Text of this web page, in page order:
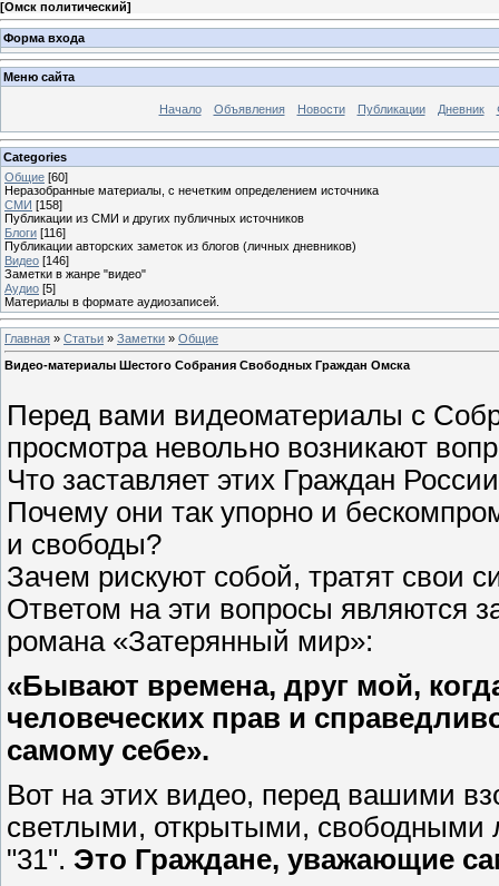
[Омск политический]
Форма входа
Меню сайта
Начало Объявления Новости Публикации Дневник
Categories
Общие [60]
Неразобранные материалы, с нечетким определением источника
СМИ [158]
Публикации из СМИ и других публичных источников
Блоги [116]
Публикации авторских заметок из блогов (личных дневников)
Видео [146]
Заметки в жанре "видео"
Аудио [5]
Материалы в формате аудиозаписей.
Главная » Статьи » Заметки » Общие
Видео-материалы Шестого Собрания Свободных Граждан Омска
Перед вами видеоматериалы с
просмотра невольно возникают
Что заставляет этих Граждан
Почему они так упорно и
и свободы?
Зачем рискуют собой, тратят свои
Ответом на эти вопросы являются
романа «Затерянный мир»:
«Бывают времена, друг мой,
человеческих прав и
самому себе».
Вот на этих видео, перед вашими
светлыми, открытыми,
"31". Это Граждане, уважающие